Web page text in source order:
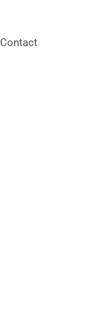
Contact